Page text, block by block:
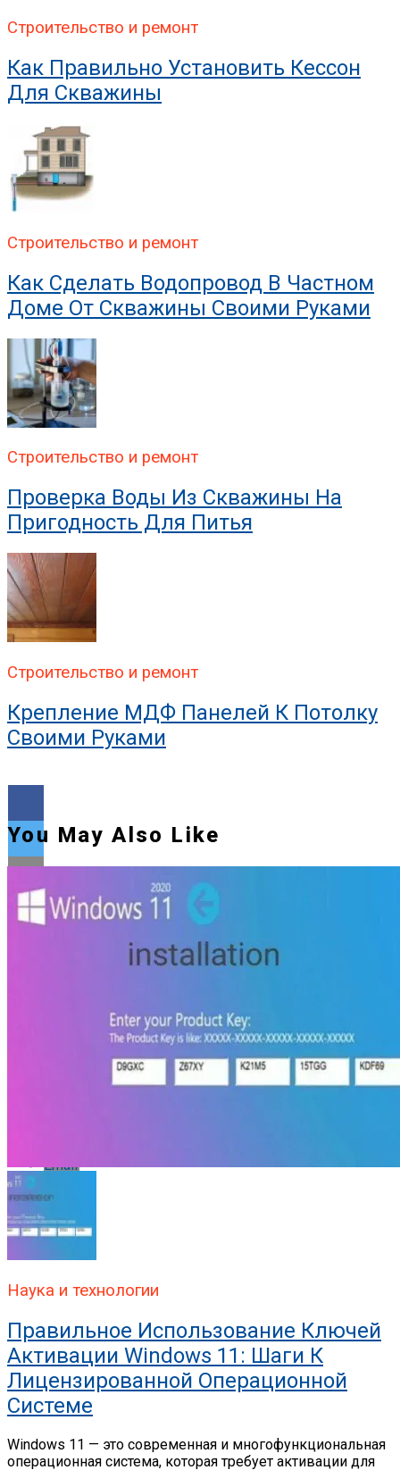
Строительство и ремонт
Как Правильно Установить Кессон
Для Скважины
Строительство и ремонт
Как Сделать Водопровод В Частном
Доме От Скважины Своими Руками
Строительство и ремонт
Проверка Воды Из Скважины На
Пригодность Для Питья
Строительство и ремонт
Крепление МДФ Панелей К Потолку
Своими Руками
Flipboard
Email
You May Also Like
Наука и технологии
Правильное Использование Ключей
Активации Windows 11: Шаги К
Лицензированной Операционной
Системе
Windows 11 — это современная и многофункциональная
операционная система, которая требует активации для